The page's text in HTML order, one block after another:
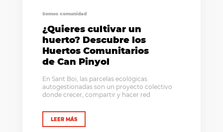
Somos comunidad
¿Quieres cultivar un
huerto? Descubre los
Huertos Comunitarios
de Can Pinyol
En Sant Boi, las parcelas ecológicas
autogestionadas son un proyecto colectivo
donde crecer, compartir y hacer red
LEER MÁS